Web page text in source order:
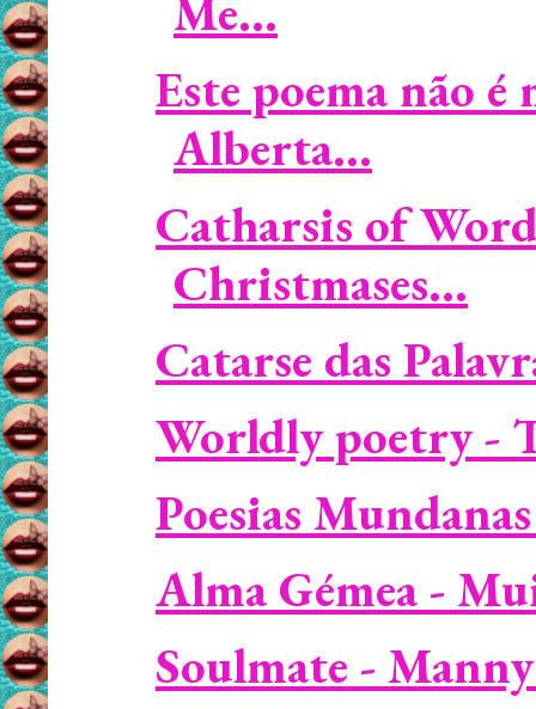
Este poema não
Alberta...
Catharsis of
Christmases...
Catarse das
Worldly poetry -
Poesias
Alma Gémea -
Soulmate -